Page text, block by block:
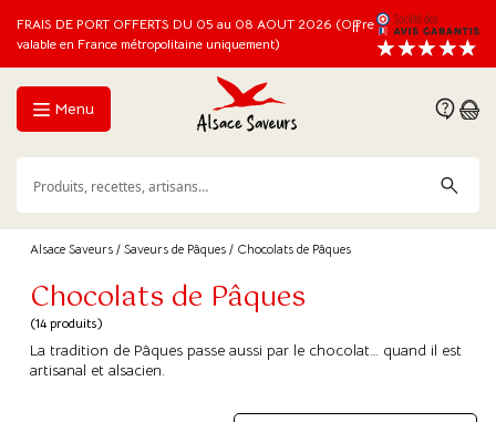
FRAIS DE PORT OFFERTS DU 05 au 08 AOUT 2026 (Offre
valable en France métropolitaine uniquement)
Menu
Alsace Saveurs / Saveurs de Pâques / Chocolats de Pâques
Chocolats de Pâques
(14 produits)
La tradition de Pâques passe aussi par le chocolat… quand il est
artisanal et alsacien.